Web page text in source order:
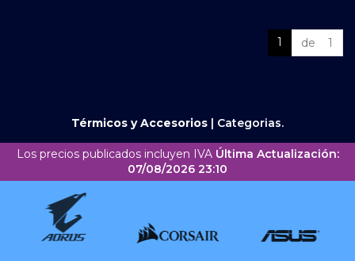
1 de 1
Térmicos y Accesorios | Categorias.
Los precios publicados incluyen IVA Última Actualización:
07/08/2026 23:10